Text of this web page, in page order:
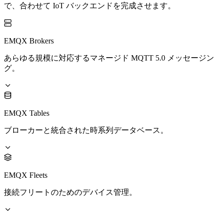
で、合わせて IoT バックエンドを完成させます。
EMQX Brokers
あらゆる規模に対応するマネージド MQTT 5.0 メッセージン
グ。
EMQX Tables
ブローカーと統合された時系列データベース。
EMQX Fleets
接続フリートのためのデバイス管理。